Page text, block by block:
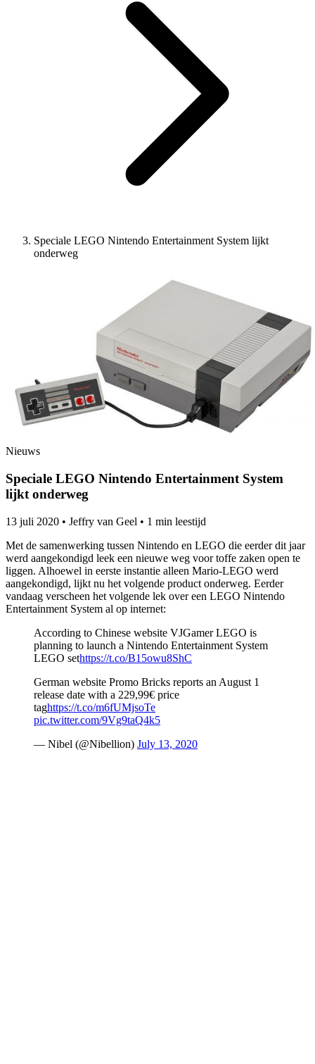
Speciale LEGO Nintendo Entertainment System lijkt
onderweg
Nieuws
Speciale LEGO Nintendo Entertainment System
lijkt onderweg
13 juli 2020 • Jeffry van Geel • 1 min leestijd
Met de samenwerking tussen Nintendo en LEGO die eerder dit jaar
werd aangekondigd leek een nieuwe weg voor toffe zaken open te
liggen. Alhoewel in eerste instantie alleen Mario-LEGO werd
aangekondigd, lijkt nu het volgende product onderweg. Eerder
vandaag verscheen het volgende lek over een LEGO Nintendo
Entertainment System al op internet:
According to Chinese website VJGamer LEGO is
planning to launch a Nintendo Entertainment System
LEGO sethttps://t.co/B15owu8ShC
German website Promo Bricks reports an August 1
release date with a 229,99€ price
taghttps://t.co/m6fUMjsoTe
pic.twitter.com/9Vg9taQ4k5
— Nibel (@Nibellion) July 13, 2020